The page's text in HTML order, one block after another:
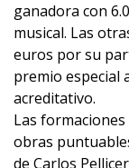
ganadora con
musical. Las
euros por su
premio especial
acreditativo.
Las
obras
de Carlos